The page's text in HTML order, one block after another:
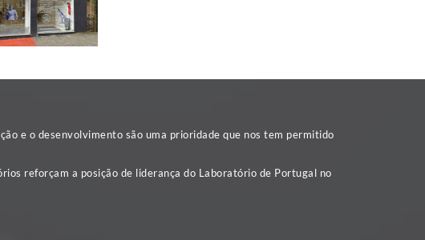
e o desenvolvimento são uma prioridade que nos tem permitido
reforçam a posição de liderança do Laboratório de Portugal no